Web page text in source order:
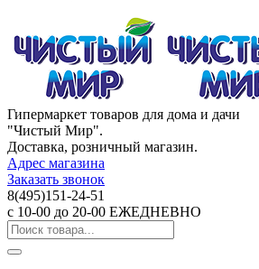
Гипермаркет товаров для дома и дачи
"Чистый Мир".
Доставка, розничный магазин.
Адрес магазина
Заказать звонок
8(495)151-24-51
с 10-00 до 20-00 ЕЖЕДНЕВНО